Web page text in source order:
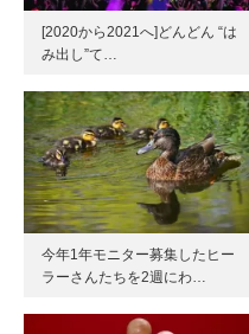
[2020から2021へ]どんどん “は
み出し”て…
今年1年モニター募集したヒー
ラーさんたちを2週にわ…